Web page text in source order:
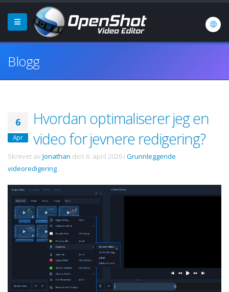
Blogg
6
Apr
Hvordan optimaliserer jeg en
video for jevnere redigering?
Skrevet av Jonathan den 6. april 2026 i Grunnleggende
videoredigering .